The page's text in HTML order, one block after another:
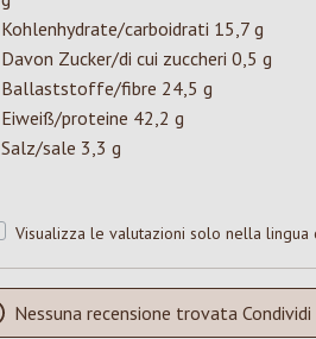
Kohlenhydrate/carboidrati 15,7 g
Davon Zucker/di cui zuccheri 0,5 g
Ballaststoffe/fibre 24,5 g
Eiweiß/proteine 42,2 g
Salz/sale 3,3 g
Visualizza le valutazioni solo nella lingua
Nessuna recensione trovata